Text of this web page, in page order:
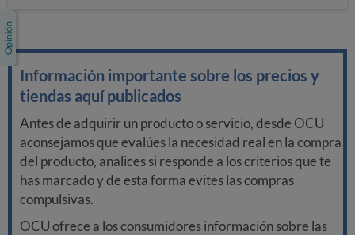
Información importante sobre los precios y
tiendas aquí publicados
Antes de adquirir un producto o servicio, desde OCU
aconsejamos que evalúes la necesidad real en la compra
del producto, analices si responde a los criterios que te
has marcado y de esta forma evites las compras
compulsivas.
OCU ofrece a los consumidores información sobre las